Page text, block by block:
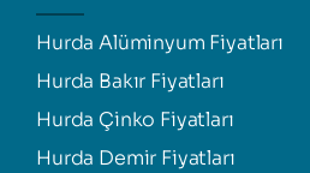
Hurda Alüminyum Fiyatları
Hurda Bakır Fiyatları
Hurda Çinko Fiyatları
Hurda Demir Fiyatları